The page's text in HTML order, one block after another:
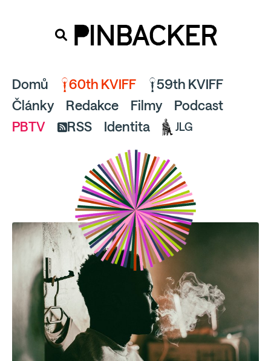
a pusťte se do čtení.
PINBACKER
Domů 60th KVIFF
59th KVIFF
Články
Redakce Filmy
Podcast
PBTV
RSS Identita JLG